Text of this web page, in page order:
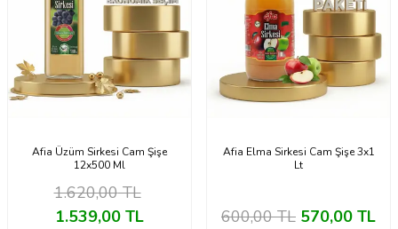
Afia Üzüm Sirkesi Cam Şişe
12x500 Ml
1.620,00TL
1.539,00 TL
Afia Elma Sirkesi Cam Şişe 3x1
Lt
600,00TL 570,00 TL